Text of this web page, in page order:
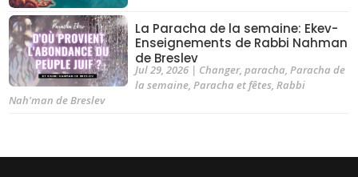
La Paracha de la semaine: Ekev-
Enseignements de Rabbi Nahman
de Breslev
Jul 29, 2026| Changer, paracha, Paracha de
la semaine, Paracha et fêtes, Rabbi
Nah'man de Breslev